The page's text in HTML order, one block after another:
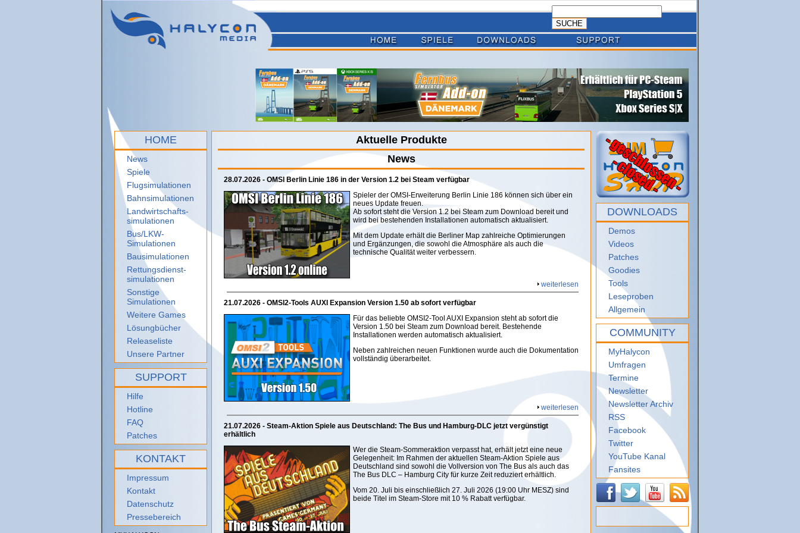
HOME
News
Spiele
Flugsimulationen
Bahnsimulationen
Landwirtschafts-
simulationen
Bus/LKW-
Simulationen
Bausimulationen
Rettungsdienst-
simulationen
Sonstige
Simulationen
Weitere Games
Lösungbücher
Releaseliste
Unsere Partner
SUPPORT
Hilfe
Hotline
FAQ
Patches
KONTAKT
Impressum
Kontakt
Datenschutz
Pressebereich
Aktuelle Produkte
News
28.07.2026 - OMSI Berlin Linie 186 in der Version 1.2 bei Steam verfügbar
Spieler der OMSI-Erweiterung Berlin Linie 186 können sich über ein
neues Update freuen.
Ab sofort steht die Version 1.2 bei Steam zum Download bereit und
wird bei bestehenden Installationen automatisch aktualisiert.
Mit dem Update erhält die Berliner Map zahlreiche Optimierungen
und Ergänzungen, die sowohl die Atmosphäre als auch die
technische Qualität weiter verbessern.
weiterlesen
21.07.2026 - OMSI2-Tools AUXI Expansion Version 1.50 ab sofort verfügbar
Für das beliebte OMSI2-Tool AUXI Expansion steht ab sofort die
Version 1.50 bei Steam zum Download bereit. Bestehende
Installationen werden automatisch aktualisiert.
Neben zahlreichen neuen Funktionen wurde auch die Dokumentation
vollständig überarbeitet.
weiterlesen
21.07.2026 - Steam-Aktion Spiele aus Deutschland: The Bus und Hamburg-DLC jetzt vergünstigt
erhältlich
Wer die Steam-Sommeraktion verpasst hat, erhält jetzt eine neue
Gelegenheit: Im Rahmen der aktuellen Steam-Aktion Spiele aus
Deutschland sind sowohl die Vollversion von The Bus als auch das
The Bus DLC – Hamburg City für kurze Zeit reduziert erhältlich.
Vom 20. Juli bis einschließlich 27. Juli 2026 (19:00 Uhr MESZ) sind
beide Titel im Steam-Store mit 10 % Rabatt verfügbar.
DOWNLOADS
Demos
Videos
Patches
Goodies
Tools
Leseproben
Allgemein
COMMUNITY
MyHalycon
Umfragen
Termine
Newsletter
Newsletter Archiv
RSS
Facebook
Twitter
YouTube Kanal
Fansites